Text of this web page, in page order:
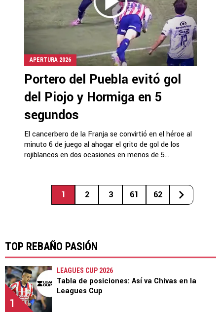
APERTURA 2026
Portero del Puebla evitó gol
del Piojo y Hormiga en 5
segundos
El cancerbero de la Franja se convirtió en el héroe al
minuto 6 de juego al ahogar el grito de gol de los
rojiblancos en dos ocasiones en menos de 5...
1 2 3 61 62
TOP REBAÑO PASIÓN
1
LEAGUES CUP 2026
Tabla de posiciones: Así va Chivas en la
Leagues Cup